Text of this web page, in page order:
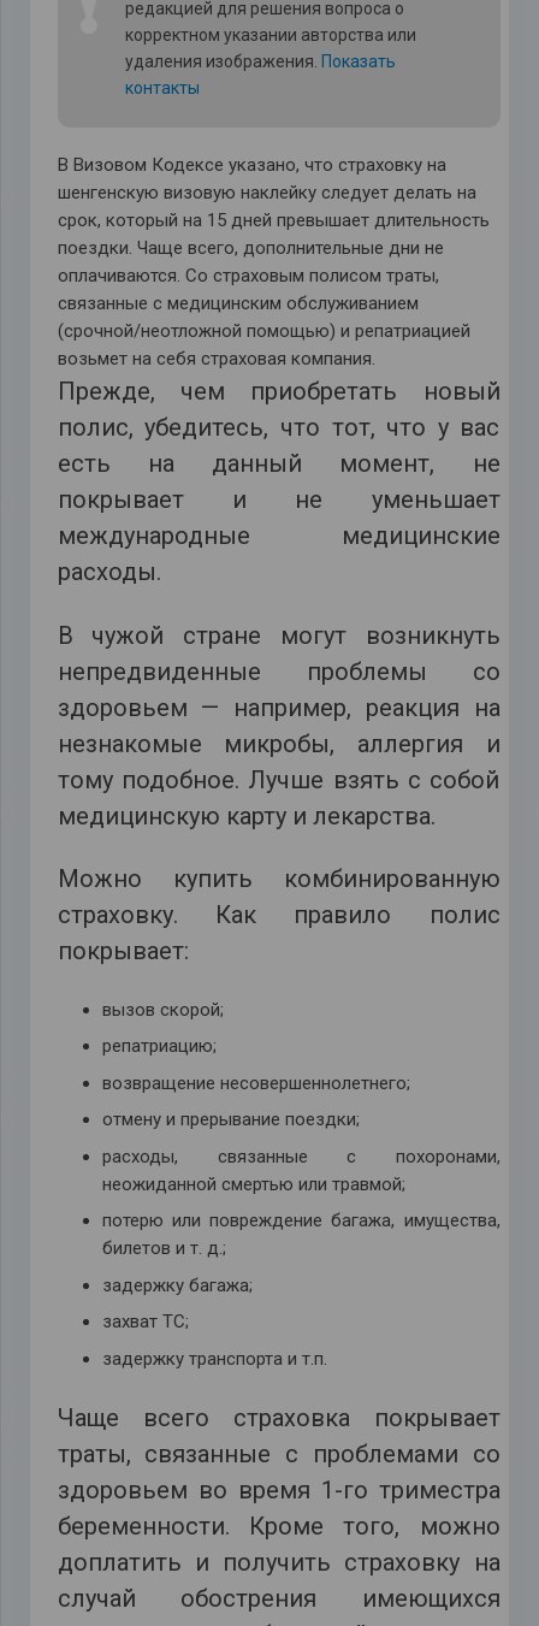
редакцией для решения вопроса о
корректном указании авторства или
удаления изображения. Показать
контакты
В Визовом Кодексе указано, что страховку на
шенгенскую визовую наклейку следует делать на
срок, который на 15 дней превышает длительность
поездки. Чаще всего, дополнительные дни не
оплачиваются. Со страховым полисом траты,
связанные с медицинским обслуживанием
(срочной/неотложной помощью) и репатриацией
возьмет на себя страховая компания.
Прежде, чем приобретать новый
полис, убедитесь, что тот, что у вас
есть на данный момент, не
покрывает и не уменьшает
международные медицинские
расходы.
В чужой стране могут возникнуть
непредвиденные проблемы со
здоровьем — например, реакция на
незнакомые микробы, аллергия и
тому подобное. Лучше взять с собой
медицинскую карту и лекарства.
Можно купить комбинированную
страховку. Как правило полис
покрывает:
вызов скорой;
репатриацию;
возвращение несовершеннолетнего;
отмену и прерывание поездки;
расходы, связанные с похоронами,
неожиданной смертью или травмой;
потерю или повреждение багажа, имущества,
билетов и т. д.;
задержку багажа;
захват ТС;
задержку транспорта и т.п.
Чаще всего страховка покрывает
траты, связанные с проблемами со
здоровьем во время 1-го триместра
беременности. Кроме того, можно
доплатить и получить страховку на
случай обострения имеющихся